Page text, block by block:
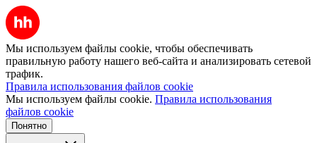
Мы используем файлы cookie, чтобы обеспечивать
правильную работу нашего веб-сайта и анализировать сетевой
трафик.
Правила использования файлов cookie
Мы используем файлы cookie. Правила использования
файлов cookie
Понятно